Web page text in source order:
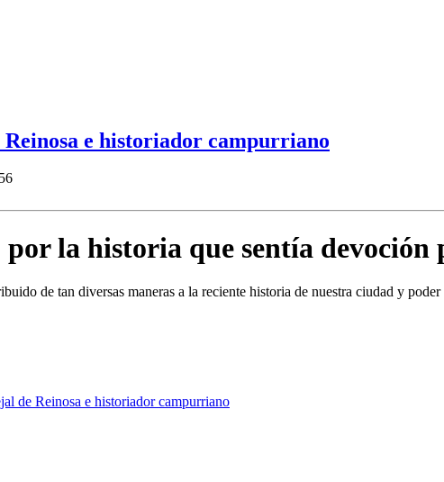
Reinosa e historiador campurriano
la historia que sentía devoción
de tan diversas maneras a la reciente historia de nuestra ciudad y
de Reinosa e historiador campurriano